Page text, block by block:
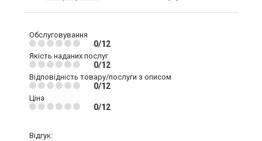
Обслуговування
0/12
Якість наданих послуг
0/12
Відповідність товару/послуги з описом
0/12
Ціна
0/12
Відгук: